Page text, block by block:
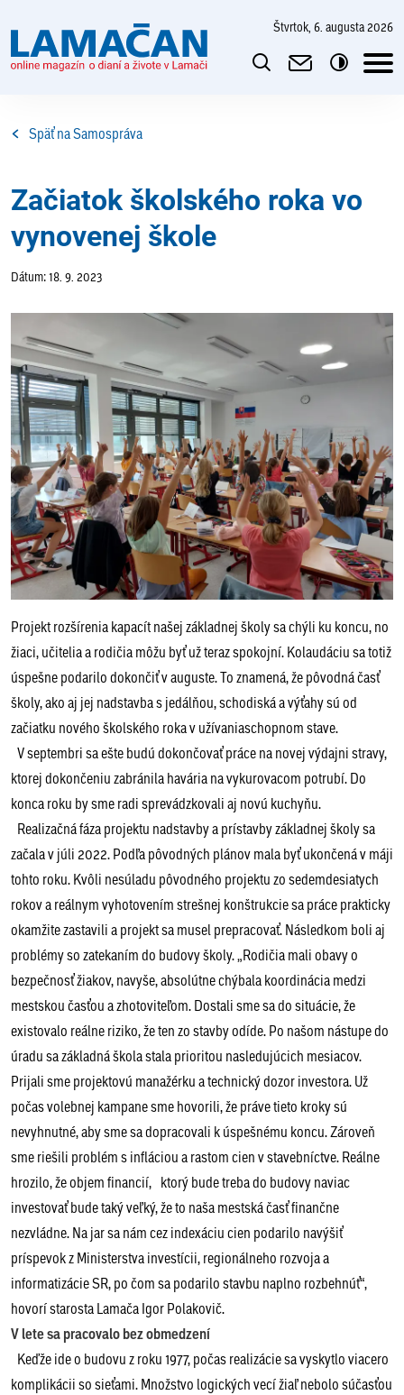
štvrtok, 6. augusta 2026
Späť na Samospráva
Začiatok školského roka vo
vynovenej škole
Dátum: 18. 9. 2023
Projekt rozšírenia kapacít našej základnej školy sa chýli ku koncu, no
žiaci, učitelia a rodičia môžu byť už teraz spokojní. Kolaudáciu sa totiž
úspešne podarilo dokončiť v auguste. To znamená, že pôvodná časť
školy, ako aj jej nadstavba s jedálňou, schodiská a výťahy sú od
začiatku nového školského roka v užívaniaschopnom stave.
V septembri sa ešte budú dokončovať práce na novej výdajni stravy,
ktorej dokončeniu zabránila havária na vykurovacom potrubí. Do
konca roku by sme radi sprevádzkovali aj novú kuchyňu.
Realizačná fáza projektu nadstavby a prístavby základnej školy sa
začala v júli 2022. Podľa pôvodných plánov mala byť ukončená v máji
tohto roku. Kvôli nesúladu pôvodného projektu zo sedemdesiatych
rokov a reálnym vyhotovením strešnej konštrukcie sa práce prakticky
okamžite zastavili a projekt sa musel prepracovať. Následkom boli aj
problémy so zatekaním do budovy školy. „Rodičia mali obavy o
bezpečnosť žiakov, navyše, absolútne chýbala koordinácia medzi
mestskou časťou a zhotoviteľom. Dostali sme sa do situácie, že
existovalo reálne riziko, že ten zo stavby odíde. Po našom nástupe do
úradu sa základná škola stala prioritou nasledujúcich mesiacov.
Prijali sme projektovú manažérku a technický dozor investora. Už
počas volebnej kampane sme hovorili, že práve tieto kroky sú
nevyhnutné, aby sme sa dopracovali k úspešnému koncu. Zároveň
sme riešili problém s infláciou a rastom cien v stavebníctve. Reálne
hrozilo, že objem financií, ktorý bude treba do budovy naviac
investovať bude taký veľký, že to naša mestská časť finančne
nezvládne. Na jar sa nám cez indexáciu cien podarilo navýšiť
príspevok z Ministerstva investícii, regionálneho rozvoja a
informatizácie SR, po čom sa podarilo stavbu naplno rozbehnúť“,
hovorí starosta Lamača Igor Polakovič.
V lete sa pracovalo bez obmedzení
Keďže ide o budovu z roku 1977, počas realizácie sa vyskytlo viacero
komplikácii so sieťami. Množstvo logických vecí žiaľ nebolo súčasťou